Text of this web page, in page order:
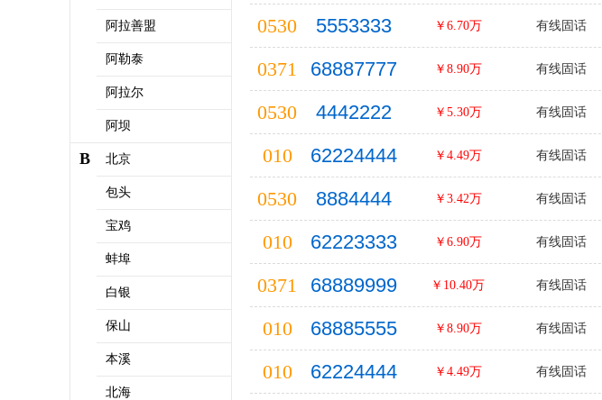
阿拉善盟
阿勒泰
阿拉尔
阿坝
B 北京
包头
宝鸡
蚌埠
白银
保山
本溪
北海
0530 5553333 ￥6.70万 有线固话
0371 68887777 ￥8.90万 有线固话
0530 4442222 ￥5.30万 有线固话
010 62224444 ￥4.49万 有线固话
0530 8884444 ￥3.42万 有线固话
010 62223333 ￥6.90万 有线固话
0371 68889999 ￥10.40万 有线固话
010 68885555 ￥8.90万 有线固话
010 62224444 ￥4.49万 有线固话